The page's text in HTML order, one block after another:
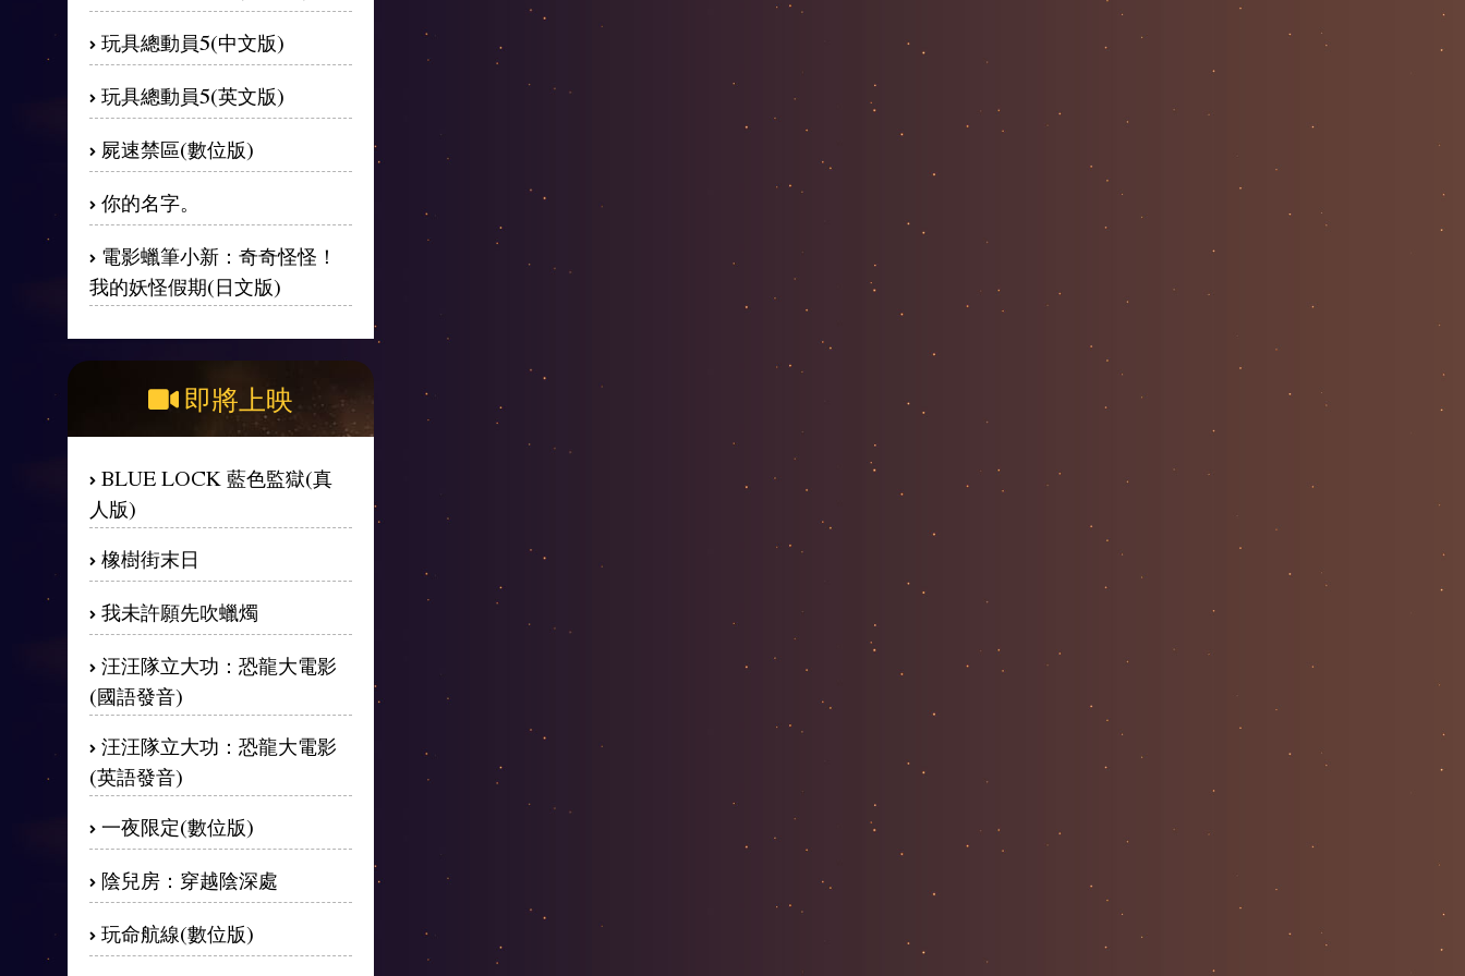
玩具總動員5(中文版)
玩具總動員5(英文版)
屍速禁區(數位版)
你的名字。
電影蠟筆小新：奇奇怪怪！
我的妖怪假期(日文版)
即將上映
BLUE LOCK 藍色監獄(真
人版)
橡樹街末日
我未許願先吹蠟燭
汪汪隊立大功：恐龍大電影
(國語發音)
汪汪隊立大功：恐龍大電影
(英語發音)
一夜限定(數位版)
陰兒房：穿越陰深處
玩命航線(數位版)